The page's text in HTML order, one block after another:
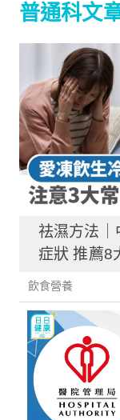
普通科文
祛濕方法｜
症狀 推薦8
方法！
飲食營養